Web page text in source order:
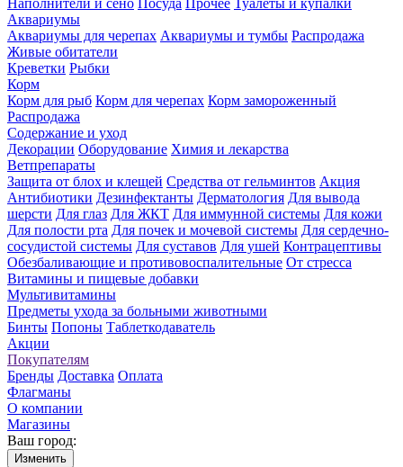
Наполнители и сено Посуда Прочее Туалеты и купалки
Аквариумы
Аквариумы для черепах Аквариумы и тумбы Распродажа
Живые обитатели
Креветки Рыбки
Корм
Корм для рыб Корм для черепах Корм замороженный
Распродажа
Содержание и уход
Декорации Оборудование Химия и лекарства
Ветпрепараты
Защита от блох и клещей Средства от гельминтов Акция
Антибиотики Дезинфектанты Дерматология Для вывода
шерсти Для глаз Для ЖКТ Для иммунной системы Для кожи
Для полости рта Для почек и мочевой системы Для сердечно-
сосудистой системы Для суставов Для ушей Контрацептивы
Обезбаливающие и противовоспалительные От стресса
Витамины и пищевые добавки
Мультивитамины
Предметы ухода за больными животными
Бинты Попоны Таблеткодаватель
Акции
Покупателям
Бренды Доставка Оплата
Флагманы
О компании
Магазины
Ваш город:
Изменить